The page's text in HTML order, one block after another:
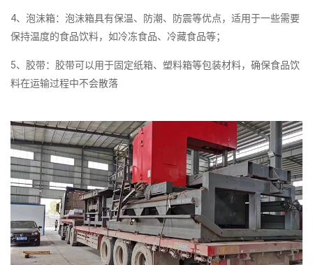
4、泡沫箱：泡沫箱具有保温、防潮、防震等优点，适用于一些需要
保持温度的食品饮料，如冷冻食品、冷藏食品等；
5、胶带：胶带可以用于固定纸箱、塑料箱等包装材料，确保食品饮
料在运输过程中不会散落